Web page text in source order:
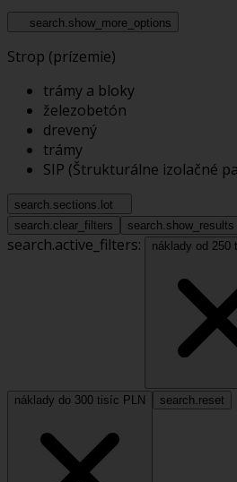
search.show_more_options
Strop (prízemie)
trámy a bloky
železobetón
drevený
trámy
SIP (Štrukturálne izolačné
search.sections.lot
search.clear_filters
search.show_results
search.active_filters: náklady od 250
náklady do 300 tisíc PLN search.reset